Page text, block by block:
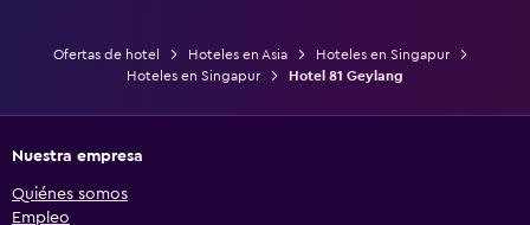
Ofertas de hotel Hoteles en Asia
Hoteles en Singapur
Hoteles en Singapur
Hotel 81 Geylang
Nuestra empresa
Quiénes somos
Empleo